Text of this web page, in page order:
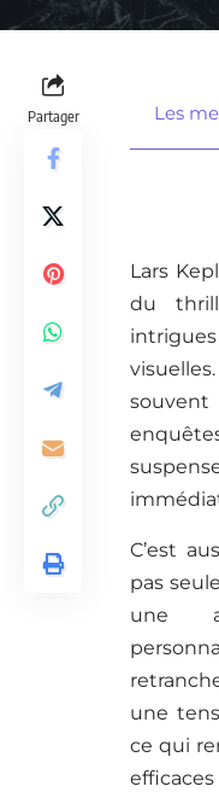
Partager Les
Lars
du
C’est
pas
une
une
ce qui